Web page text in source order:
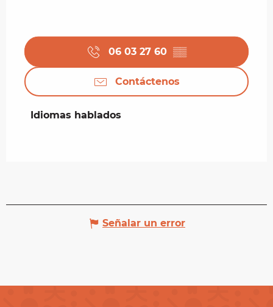
06 03 27 60 ▒▒
Contáctenos
Idiomas hablados
Idiomas hablados
Señalar un error